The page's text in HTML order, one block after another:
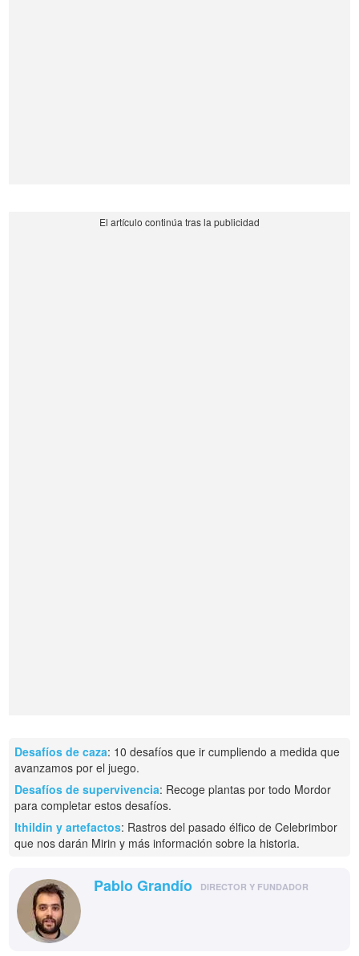
Desafíos de caza: 10 desafíos que ir cumpliendo a medida que
avanzamos por el juego.
Desafíos de supervivencia: Recoge plantas por todo Mordor
para completar estos desafíos.
Ithildin y artefactos: Rastros del pasado élfico de Celebrimbor
que nos darán Mirin y más información sobre la historia.
Pablo Grandío DIRECTOR Y FUNDADOR